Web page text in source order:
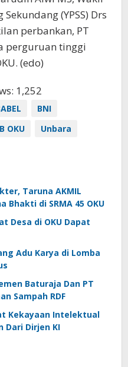
(YPSS) Drs
perbankan, PT
perguruan tinggi
(edo)
1,252
BNI
OKU
Unbara
Taruna AKMIL
Bhakti di SRMA 45 OKU
Desa di OKU Dapat
Adu Karya di Lomba
Baturaja Dan PT
Sampah RDF
Kekayaan Intelektual
Dari Dirjen KI